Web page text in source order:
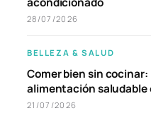
28/07/2026
BELLEZA & SALUD
Comer bien sin
alimentación saludable
21/07/2026